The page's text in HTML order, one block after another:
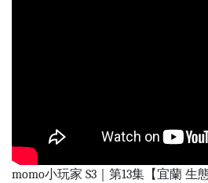
momo小玩家 S3｜第13集【宜蘭 生